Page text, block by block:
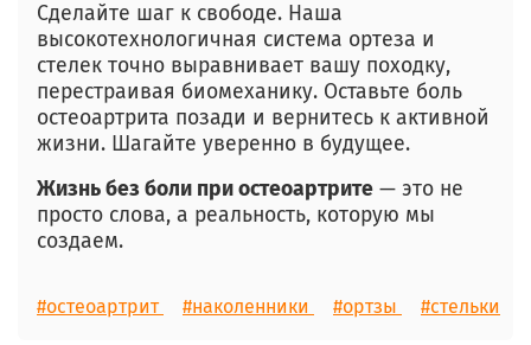
Сделайте шаг к свободе. Наша
высокотехнологичная система ортеза и
стелек точно выравнивает вашу походку,
перестраивая биомеханику. Оставьте боль
остеоартрита позади и вернитесь к активной
жизни. Шагайте уверенно в будущее.
Жизнь без боли при остеоартрите — это не
просто слова, а реальность, которую мы
создаем.
#остеоартрит #наколенники #ортзы #стельки